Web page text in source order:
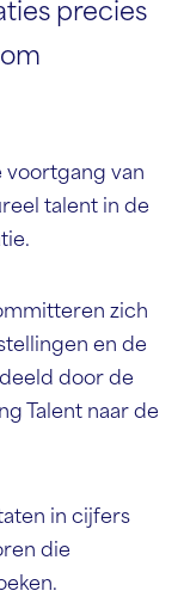
precies
voortgang van
talent in de
zich
en de
door de
Talent naar de
in cijfers
die